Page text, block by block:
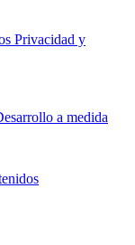
Privacidad y
a medida